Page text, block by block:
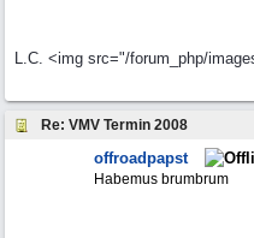
L.C. <img src="/forum_php/
Re: VMV Termin 2008
offroadpapst
Habemus brumbrum